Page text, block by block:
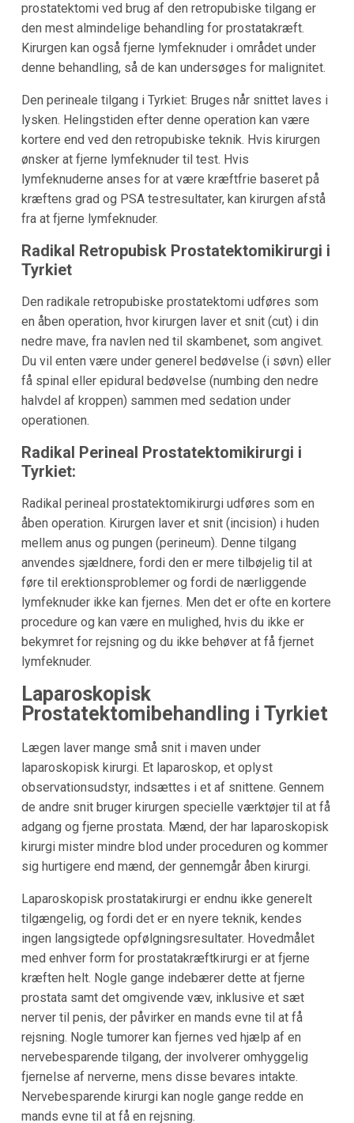
prostatektomi ved brug af den retropubiske tilgang er
den mest almindelige behandling for prostatakræft.
Kirurgen kan også fjerne lymfeknuder i området under
denne behandling, så de kan undersøges for malignitet.
Den perineale tilgang i Tyrkiet: Bruges når snittet laves i
lysken. Helingstiden efter denne operation kan være
kortere end ved den retropubiske teknik. Hvis kirurgen
ønsker at fjerne lymfeknuder til test. Hvis
lymfeknuderne anses for at være kræftfrie baseret på
kræftens grad og PSA testresultater, kan kirurgen afstå
fra at fjerne lymfeknuder.
Radikal Retropubisk Prostatektomikirurgi i
Tyrkiet
Den radikale retropubiske prostatektomi udføres som
en åben operation, hvor kirurgen laver et snit (cut) i din
nedre mave, fra navlen ned til skambenet, som angivet.
Du vil enten være under generel bedøvelse (i søvn) eller
få spinal eller epidural bedøvelse (numbing den nedre
halvdel af kroppen) sammen med sedation under
operationen.
Radikal Perineal Prostatektomikirurgi i
Tyrkiet:
Radikal perineal prostatektomikirurgi udføres som en
åben operation. Kirurgen laver et snit (incision) i huden
mellem anus og pungen (perineum). Denne tilgang
anvendes sjældnere, fordi den er mere tilbøjelig til at
føre til erektionsproblemer og fordi de nærliggende
lymfeknuder ikke kan fjernes. Men det er ofte en kortere
procedure og kan være en mulighed, hvis du ikke er
bekymret for rejsning og du ikke behøver at få fjernet
lymfeknuder.
Laparoskopisk
Prostatektomibehandling i Tyrkiet
Lægen laver mange små snit i maven under
laparoskopisk kirurgi. Et laparoskop, et oplyst
observationsudstyr, indsættes i et af snittene. Gennem
de andre snit bruger kirurgen specielle værktøjer til at få
adgang og fjerne prostata. Mænd, der har laparoskopisk
kirurgi mister mindre blod under proceduren og kommer
sig hurtigere end mænd, der gennemgår åben kirurgi.
Laparoskopisk prostatakirurgi er endnu ikke generelt
tilgængelig, og fordi det er en nyere teknik, kendes
ingen langsigtede opfølgningsresultater. Hovedmålet
med enhver form for prostatakræftkirurgi er at fjerne
kræften helt. Nogle gange indebærer dette at fjerne
prostata samt det omgivende væv, inklusive et sæt
nerver til penis, der påvirker en mands evne til at få
rejsning. Nogle tumorer kan fjernes ved hjælp af en
nervebesparende tilgang, der involverer omhyggelig
fjernelse af nerverne, mens disse bevares intakte.
Nervebesparende kirurgi kan nogle gange redde en
mands evne til at få en rejsning.